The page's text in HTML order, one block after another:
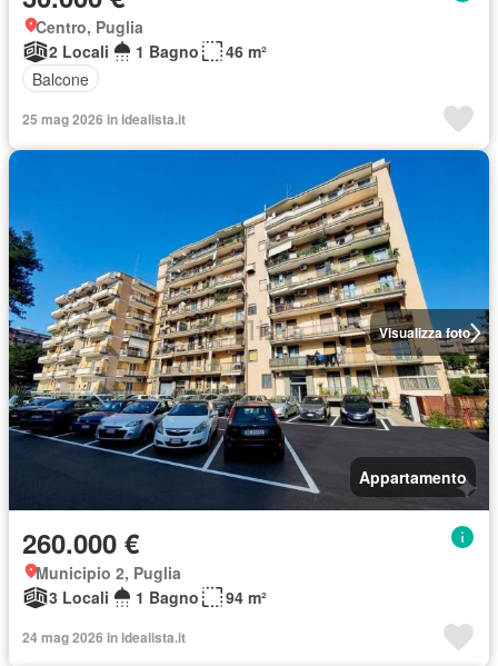
Centro, Puglia
2 Locali
1 Bagno
46 m²
Balcone
25 mag 2026 in idealista.it
Visualizza foto
Appartamento
260.000 €
Municipio 2, Puglia
3 Locali
1 Bagno 94 m²
24 mag 2026 in idealista.it